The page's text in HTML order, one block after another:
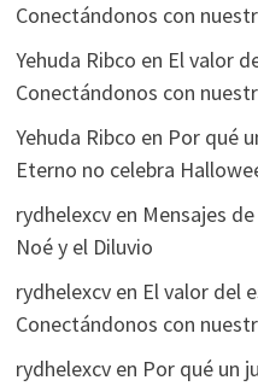
Conectándonos con
Yehuda Ribco en El valor
Conectándonos con
Yehuda Ribco en Por qué
Eterno no celebra
rydhelexcven Mensajes
Noé y el Diluvio
rydhelexcven El valor del
Conectándonos con
rydhelexcven Por qué un